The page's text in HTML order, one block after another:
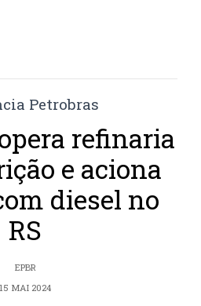
refinaria
e aciona
diesel no
RS
EPBR
15 MAI 2024